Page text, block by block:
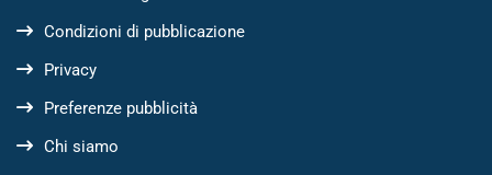
Condizioni di pubblicazione
Privacy
Preferenze pubblicità
Chi siamo